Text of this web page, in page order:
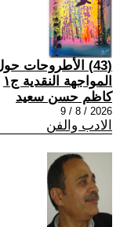
(43) الأطروحات
المواجهة النقدية ج١
كاظم حسن سعيد
2026 / 8 / 9
الادب والفن